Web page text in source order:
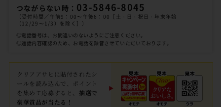
つながらない時： 03-5846-8045
（受付時間／午前9：00〜午後6：00［土・日・祝日・年末年始
（12/29〜1/3）を除く］）
◎電話番号は、お間違いのないようにご注意ください。
◎通話内容確認のため、お電話を録音させていただいております。
クリアアサヒに貼付されたシ
ールを読み込んで、ポイント
を集めて応募すると、 抽選で
豪華賞品が当たる！